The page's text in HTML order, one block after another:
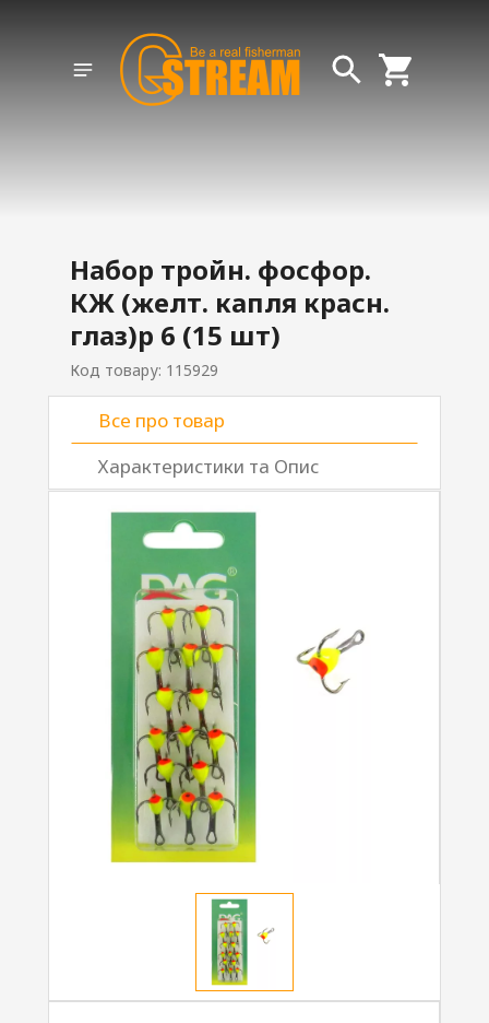
Набор тройн. фосфор.
КЖ (желт. капля красн.
глаз)р 6 (15 шт)
Код товару: 115929
Все про товар
Характеристики та Опис